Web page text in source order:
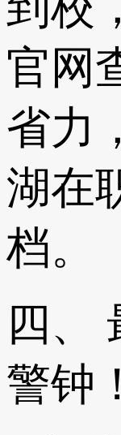
官网
省力
湖在
档。
四、
警钟！